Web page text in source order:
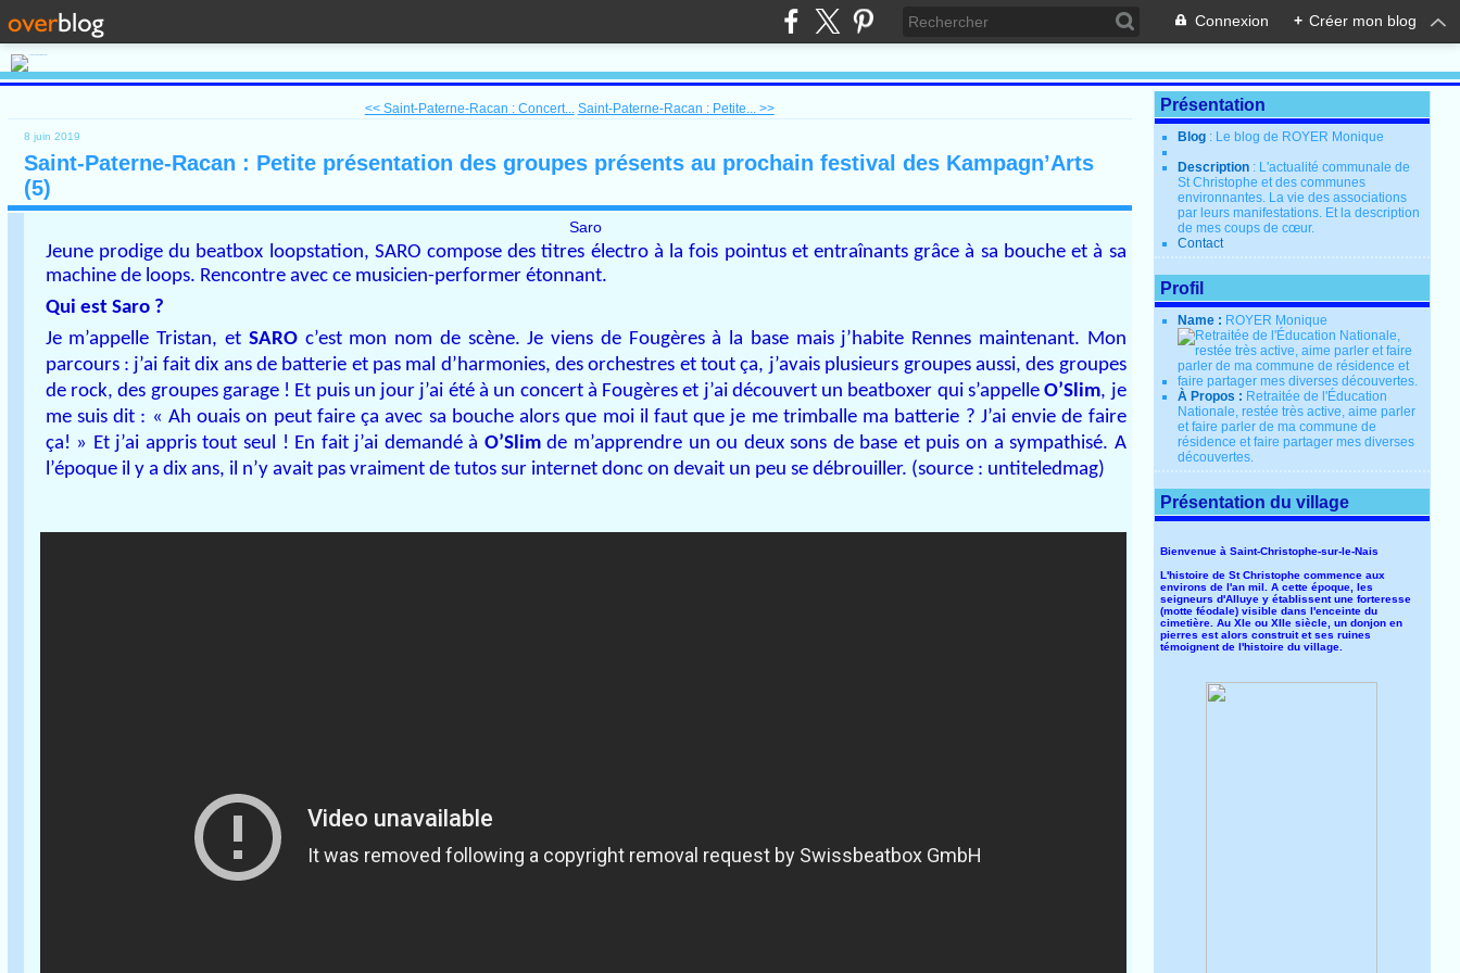
Connexion + Créer mon blog
<< Saint-Paterne-Racan : Concert... Saint-Paterne-Racan : Petite... >>
8 juin 2019
Saint-Paterne-Racan : Petite présentation des groupes présents au prochain festival des Kampagn’Arts
(5)
Saro
Jeune prodige du beatbox loopstation, SARO compose des titres électro à la fois pointus et entraînants grâce à sa bouche et à sa
machine de loops. Rencontre avec ce musicien-performer étonnant.
Qui est Saro ?
Je m’appelle Tristan, et SAROc’est mon nom de scène. Je viens de Fougères à la base mais j’habite Rennes maintenant. Mon
parcours : j’ai fait dix ans de batterie et pas mal d’harmonies, des orchestres et tout ça, j’avais plusieurs groupes aussi, des groupes
de rock, des groupes garage ! Et puis un jour j’ai été à un concert à Fougères et j’ai découvert un beatboxer qui s’appelleO’Slim, je
me suis dit : « Ah ouais on peut faire ça avec sa bouche alors que moi il faut que je me trimballe ma batterie ? J’ai envie de faire
ça! » Et j’ai appris tout seul ! En fait j’ai demandé à O’Slimde m’apprendre un ou deux sons de base et puis on a sympathisé. A
l’époque il y a dix ans, il n’y avait pas vraiment de tutos sur internet donc on devait un peu se débrouiller. (source : untiteledmag)
Présentation
Blog : Le blog de ROYER Monique
Description : L'actualité communale de
St Christophe et des communes
environnantes. La vie des associations
par leurs manifestations. Et la description
de mes coups de cœur.
Contact
Profil
Name : ROYER Monique
À Propos : Retraitée de l'Éducation
Nationale, restée très active, aime parler
et faire parler de ma commune de
résidence et faire partager mes diverses
découvertes.
Présentation du village
Bienvenue à Saint-Christophe-sur-le-Nais
L'histoire de St Christophe commence aux
environs de l'an mil. A cette époque, les
seigneurs d'Alluye y établissent une forteresse
(motte féodale) visible dans l'enceinte du
cimetière. Au XIe ou XIIe siècle, un donjon en
pierres est alors construit et ses ruines
témoignent de l'histoire du village.